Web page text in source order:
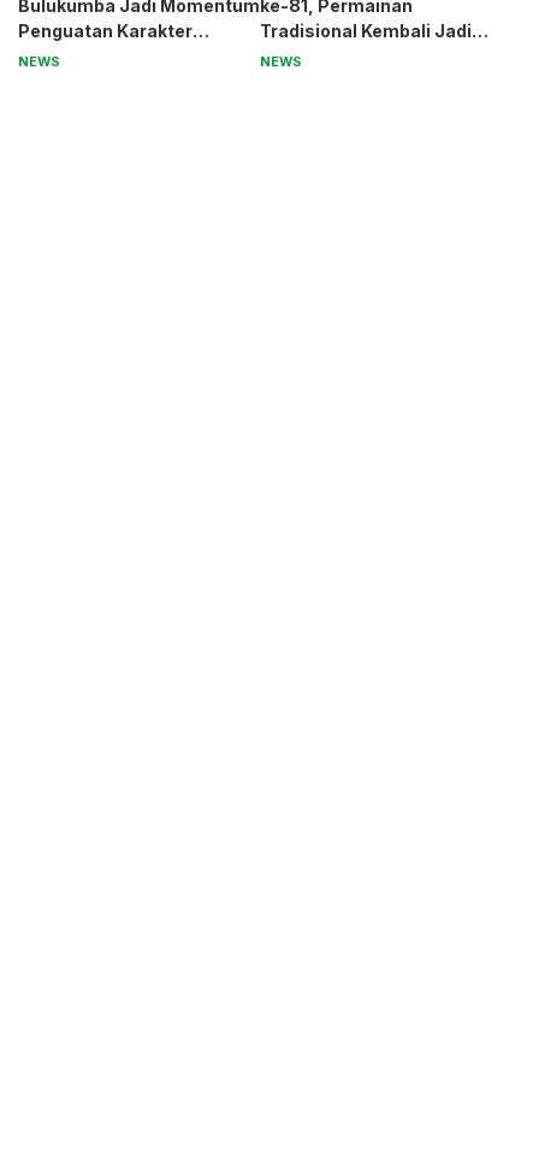
Bulukumba Jadi Momentum
Penguatan Karakter
Generasi Muda
NEWS
ke-81, Permainan
Tradisional Kembali Jadi
Magnet
NEWS